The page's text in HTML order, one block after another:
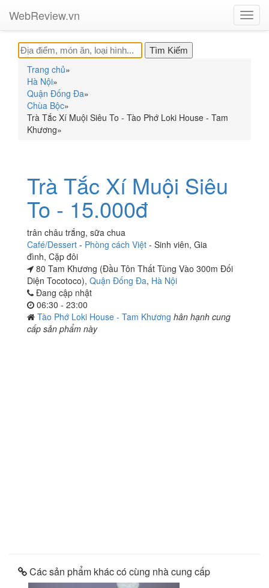
WebReview.vn
Trang chủ»
Hà Nội»
Quận Đống Đa»
Chùa Bộc»
Trà Tắc Xí Muội Siêu To - Tào Phớ Loki House - Tam
Khương»
Trà Tắc Xí Muội Siêu
To - 15.000đ
trân châu trắng, sữa chua
Café/Dessert - Phòng cách Việt - Sinh viên, Gia
đình, Cặp đôi
80 Tam Khương (Đầu Tôn Thất Tùng Vào 300m Đối
Diện Tocotoco), Quận Đống Đa, Hà Nội
Đang cập nhật
06:30 - 23:00
Tào Phớ Loki House - Tam Khương hân hạnh cung
cấp sản phẩm này
Các sản phẩm khác có cùng nhà cung cấp